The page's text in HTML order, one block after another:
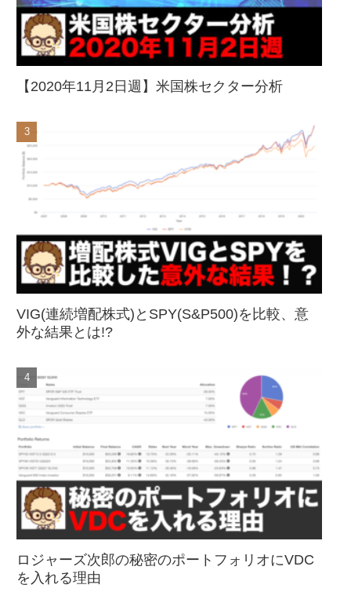
【2020年11月2日週】米国株セクター分析
VIG(連続増配株式)とSPY(S&P500)を比較、意
外な結果とは!?
ロジャーズ次郎の秘密のポートフォリオにVDC
を入れる理由